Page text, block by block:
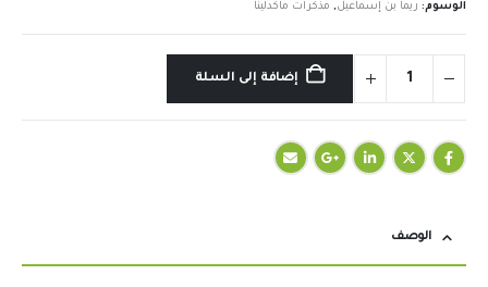
الوسوم: ريما بن إسماعيل, مذكرات ماكدلينا
إضافة إلى السلة
الوصف